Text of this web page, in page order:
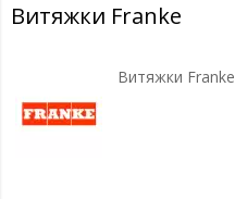
Витяжки Franke
Витяжки Franke